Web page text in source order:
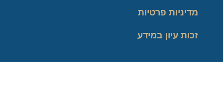
מדיניות פרטיות
זכות עיון במידע